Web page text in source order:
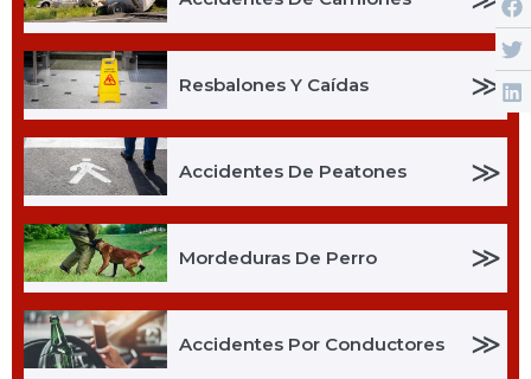
Resbalones Y Caídas ≫
Accidentes De Peatones ≫
Mordeduras De Perro ≫
Accidentes Por Conductores ≫